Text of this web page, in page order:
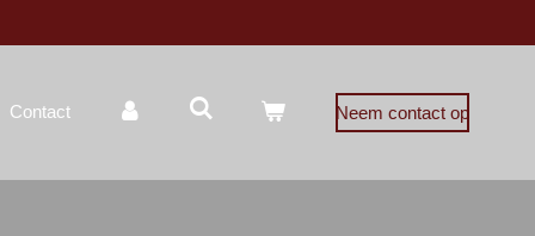
Contact Neem contact op